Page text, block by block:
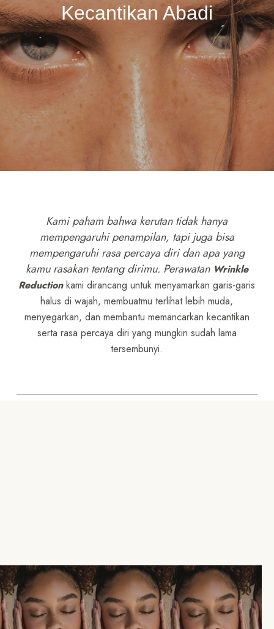
Kecantikan Abadi
Kami paham bahwa kerutan tidak hanya
mempengaruhi penampilan, tapi juga bisa
mempengaruhi rasa percaya diri dan apa yang
kamu rasakan tentang dirimu. Perawatan Wrinkle
Reductionkami dirancang untuk menyamarkan garis-garis
halus di wajah, membuatmu terlihat lebih muda,
menyegarkan, dan membantu memancarkan kecantikan
serta rasa percaya diri yang mungkin sudah lama
tersembunyi.